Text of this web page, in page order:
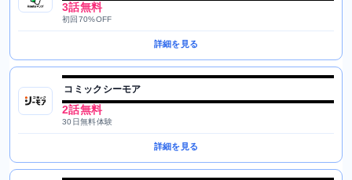
3話無料
初回70%OFF
詳細を見る
コミックシーモア
2話無料
30日無料体験
詳細を見る